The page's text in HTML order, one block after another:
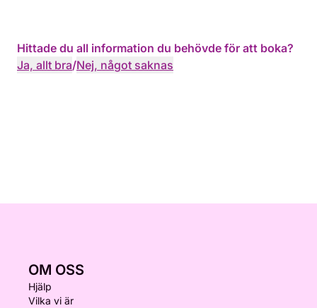
Hittade du all information du behövde för att boka?
Ja, allt bra/Nej, något saknas
OM OSS
Hjälp
Vilka vi är